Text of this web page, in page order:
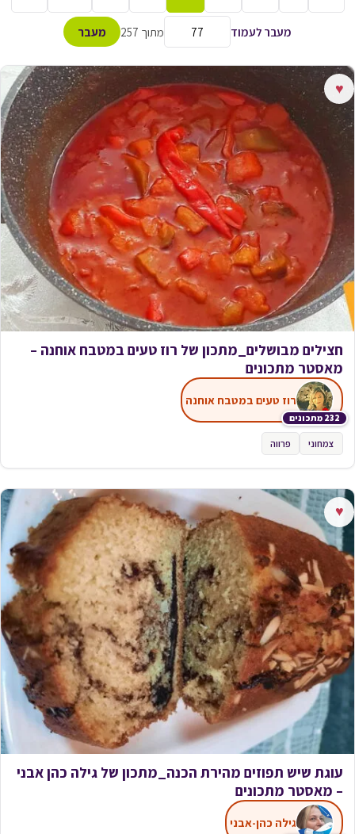
מעבר לעמוד מתוך 257 מעבר
♥
חצילים מבושלים_מתכון של רוז טעים במטבח אוחנה –
מאסטר מתכונים
232 מתכונים
רוז טעים במטבח אוחנה
צמחוני פרווה
♥
עוגת שיש תפוזים מהירת הכנה_מתכון של גילה כהן אבני
– מאסטר מתכונים
גילה כהן-אבני